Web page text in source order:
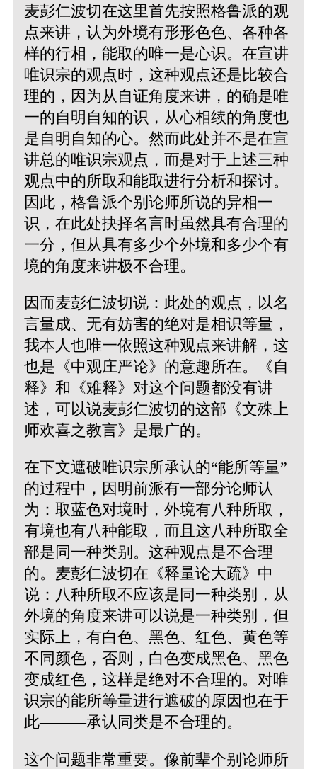
麦彭仁波切在这里首先按照格鲁派的观
点来讲，认为外境有形形色色、各种各
样的行相，能取的唯一是心识。在宣讲
唯识宗的观点时，这种观点还是比较合
理的，因为从自证角度来讲，的确是唯
一的自明自知的识，从心相续的角度也
是自明自知的心。然而此处并不是在宣
讲总的唯识宗观点，而是对于上述三种
观点中的所取和能取进行分析和探讨。
因此，格鲁派个别论师所说的异相一
识，在此处抉择名言时虽然具有合理的
一分，但从具有多少个外境和多少个有
境的角度来讲极不合理。
因而麦彭仁波切说：此处的观点，以名
言量成、无有妨害的绝对是相识等量，
我本人也唯一依照这种观点来讲解，这
也是《中观庄严论》的意趣所在。《自
释》和《难释》对这个问题都没有讲
述，可以说麦彭仁波切的这部《文殊上
师欢喜之教言》是最广的。
在下文遮破唯识宗所承认的“能所等量”
的过程中，因明前派有一部分论师认
为：取蓝色对境时，外境有八种所取，
有境也有八种能取，而且这八种所取全
部是同一种类别。这种观点是不合理
的。麦彭仁波切在《释量论大疏》中
说：八种所取不应该是同一种类别，从
外境的角度来讲可以说是一种类别，但
实际上，有白色、黑色、红色、黄色等
不同颜色，否则，白色变成黑色、黑色
变成红色，这样是绝对不合理的。对唯
识宗的能所等量进行遮破的原因也在于
此———承认同类是不合理的。
这个问题非常重要。像前辈个别论师所